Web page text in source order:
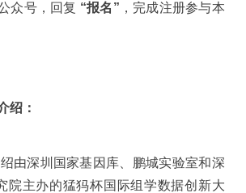
众号，回复 “报名” ，完成注册参与本
绍：
由深圳国家基因库、鹏城实验室和深
院主办的猛犸杯国际组学数据创新大